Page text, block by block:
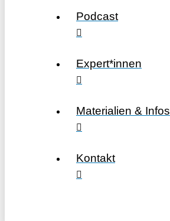
Podcast
Expert*innen
Materialien & Infos
Kontakt